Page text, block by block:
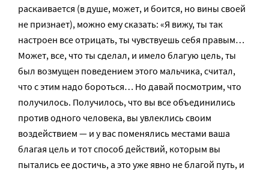
раскаивается (в душе, может, и боится, но вины своей
не признает), можно ему сказать: «Я вижу, ты так
настроен все отрицать, ты чувствуешь себя правым…
Может, все, что ты сделал, и имело благую цель, ты
был возмущен поведением этого мальчика, считал,
что с этим надо бороться… Но давай посмотрим, что
получилось. Получилось, что вы все объединились
против одного человека, вы увлеклись своим
воздействием — и у вас поменялись местами ваша
благая цель и тот способ действий, которым вы
пытались ее достичь, а это уже явно не благой путь, и